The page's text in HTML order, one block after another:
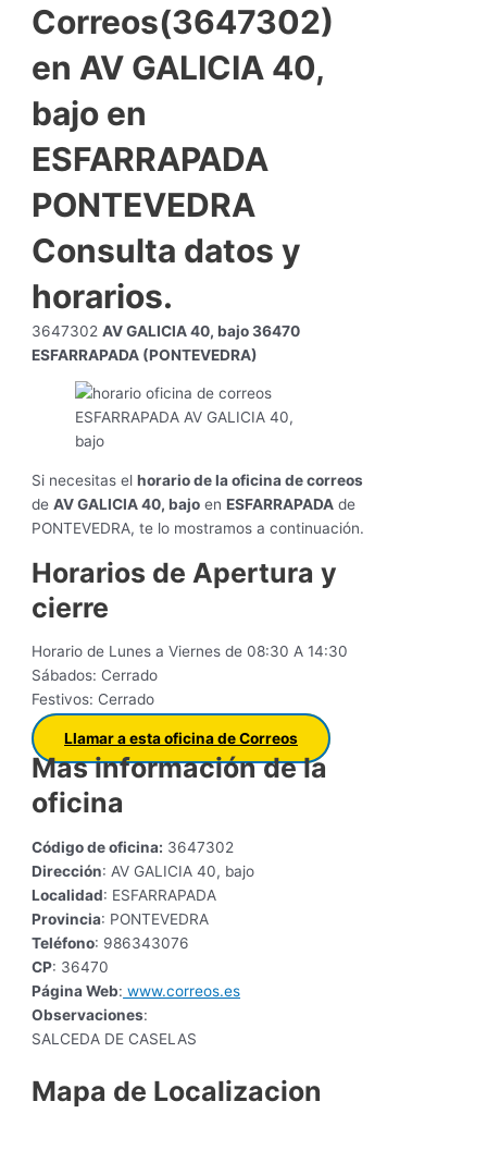
Correos(3647302)
en AV GALICIA 40,
bajo en
ESFARRAPADA
PONTEVEDRA
Consulta datos y
horarios.
3647302AV GALICIA 40, bajo 36470
ESFARRAPADA (PONTEVEDRA)
Si necesitas elhorario de la oficina de correos
deAV GALICIA 40, bajo enESFARRAPADA de
PONTEVEDRA, te lo mostramos a continuación.
Horarios de Apertura y
cierre
Horario de Lunes a Viernes de 08:30 A 14:30
Sábados: Cerrado
Festivos: Cerrado
Llamar a esta oficina de Correos
Mas información de la
oficina
Código de oficina: 3647302
Dirección: AV GALICIA 40, bajo
Localidad: ESFARRAPADA
Provincia: PONTEVEDRA
Teléfono: 986343076
CP: 36470
Página Web: www.correos.es
Observaciones:
SALCEDA DE CASELAS
Mapa de Localizacion